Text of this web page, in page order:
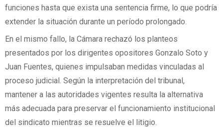
funciones hasta que exista una sentencia firme, lo que podría
extender la situación durante un período prolongado.
En el mismo fallo, la Cámara rechazó los planteos
presentados por los dirigentes opositores Gonzalo Soto y
Juan Fuentes, quienes impulsaban medidas vinculadas al
proceso judicial. Según la interpretación del tribunal,
mantener a las autoridades vigentes resulta la alternativa
más adecuada para preservar el funcionamiento institucional
del sindicato mientras se resuelve el litigio.